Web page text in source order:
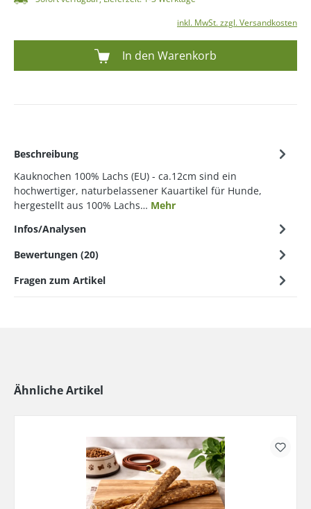
inkl. MwSt. zzgl. Versandkosten
In den Warenkorb
Beschreibung
Kauknochen 100% Lachs (EU) - ca.12cm sind ein
hochwertiger, naturbelassener Kauartikel für Hunde,
hergestellt aus 100% Lachs… Mehr
Infos/Analysen
Bewertungen (20)
Fragen zum Artikel
Ähnliche Artikel